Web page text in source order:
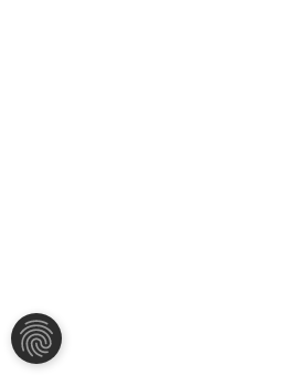
NASTAVENIA COOKIES